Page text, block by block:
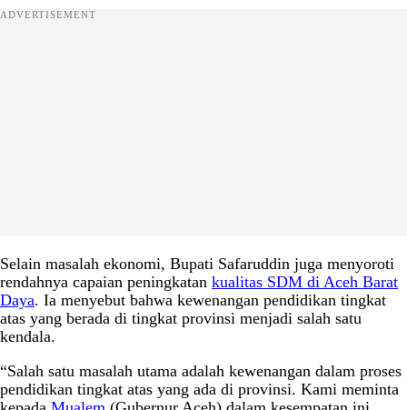
ADVERTISEMENT
Selain masalah ekonomi, Bupati Safaruddin juga menyoroti
rendahnya capaian peningkatan kualitas SDM di Aceh Barat
Daya. Ia menyebut bahwa kewenangan pendidikan tingkat
atas yang berada di tingkat provinsi menjadi salah satu
kendala.
“Salah satu masalah utama adalah kewenangan dalam proses
pendidikan tingkat atas yang ada di provinsi. Kami meminta